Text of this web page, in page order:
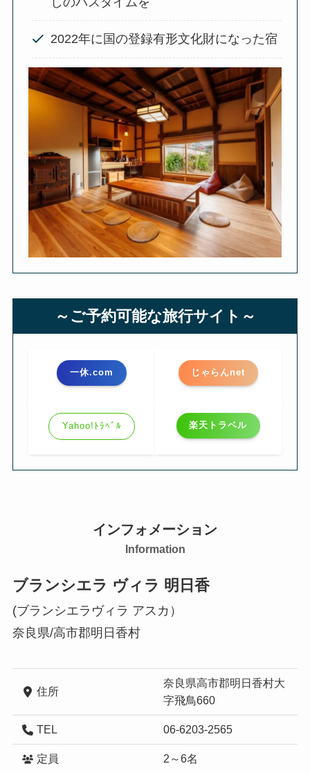
2022年に国の登録有形文化財になった宿
～ご予約可能な旅行サイト～
一休.com じゃらんnet
Yahoo!ﾄﾗﾍﾞﾙ 楽天トラベル
インフォメーション
Information
ブランシエラ ヴィラ 明日香
(ブランシエラヴィラ アスカ）
奈良県/高市郡明日香村
住所
奈良県高市郡明日香村大
字飛鳥660
TEL 06-6203-2565
定員 2～6名